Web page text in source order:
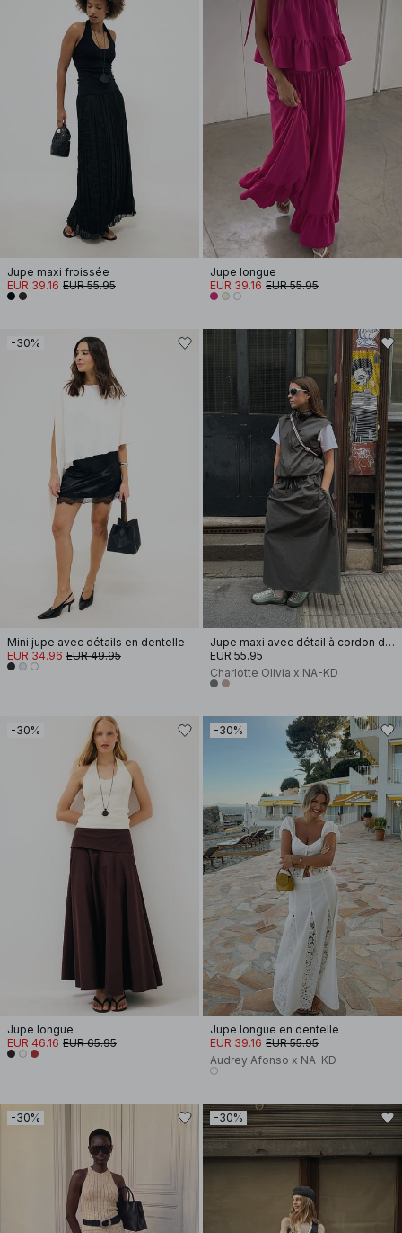
Jupe maxi froissée
EUR 39.16 EUR 55.95
Jupe longue
EUR 39.16 EUR 55.95
-30%
Mini jupe avec détails en dentelle
EUR 34.96 EUR 49.95
Jupe maxi avec détail à cordon de serrage
EUR 55.95
Charlotte Olivia x NA-KD
-30%
Jupe longue
EUR 46.16 EUR 65.95
-30%
Jupe longue en dentelle
EUR 39.16 EUR 55.95
Audrey Afonso x NA-KD
-30% -30%